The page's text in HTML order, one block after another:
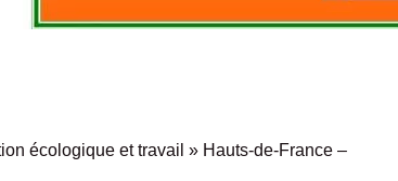
écologique et travail » Hauts-de-France –